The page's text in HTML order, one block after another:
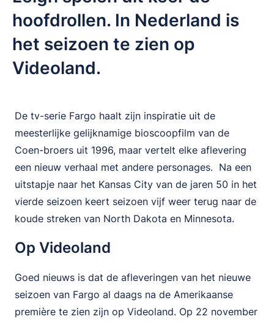
hoofdrollen. In Nederland is
het seizoen te zien op
Videoland.
De tv-serie Fargo haalt zijn inspiratie uit de
meesterlijke gelijknamige bioscoopfilm van de
Coen-broers uit 1996, maar vertelt elke aflevering
een nieuw verhaal met andere personages. Na een
uitstapje naar het Kansas City van de jaren 50 in het
vierde seizoen keert seizoen vijf weer terug naar de
koude streken van North Dakota en Minnesota.
Op Videoland
Goed nieuws is dat de afleveringen van het nieuwe
seizoen van Fargo al daags na de Amerikaanse
première te zien zijn op Videoland. Op 22 november